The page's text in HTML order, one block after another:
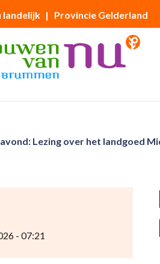
landelijk | Provincie Gelderland
Lezing over het landgoed
- 07:21